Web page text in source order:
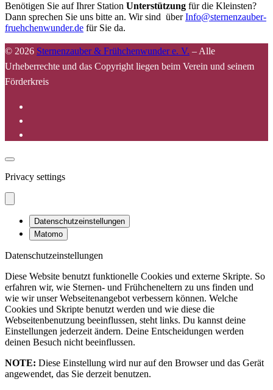
Benötigen Sie auf Ihrer Station Unterstützung für die Kleinsten?
Dann sprechen Sie uns bitte an. Wir sind überInfo@sternenzauber-
fruehchenwunder.de für Sie da.
© 2026 Sternenzauber & Frühchenwunder e. V. – Alle
Urheberrechte und das Copyright liegen beim Verein und seinem
Förderkreis
Privacy settings
Datenschutzeinstellungen
Matomo
Datenschutzeinstellungen
Diese Website benutzt funktionelle Cookies und externe Skripte. So
erfahren wir, wie Sternen- und Frühcheneltern zu uns finden und
wie wir unser Webseitenangebot verbessern können. Welche
Cookies und Skripte benutzt werden und wie diese die
Webseitenbenutzung beeinflussen, steht links. Du kannst deine
Einstellungen jederzeit ändern. Deine Entscheidungen werden
deinen Besuch nicht beeinflussen.
NOTE: Diese Einstellung wird nur auf den Browser und das Gerät
angewendet, das Sie derzeit benutzen.